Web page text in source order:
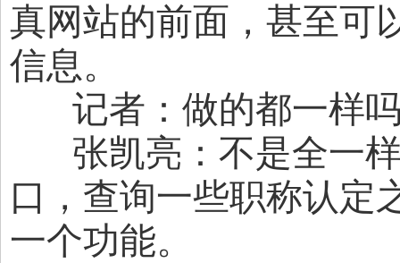
真网站的前面，甚至可
信息。
记者：做的都一样
张凯亮：不是全一样
口，查询一些职称认定
一个功能。